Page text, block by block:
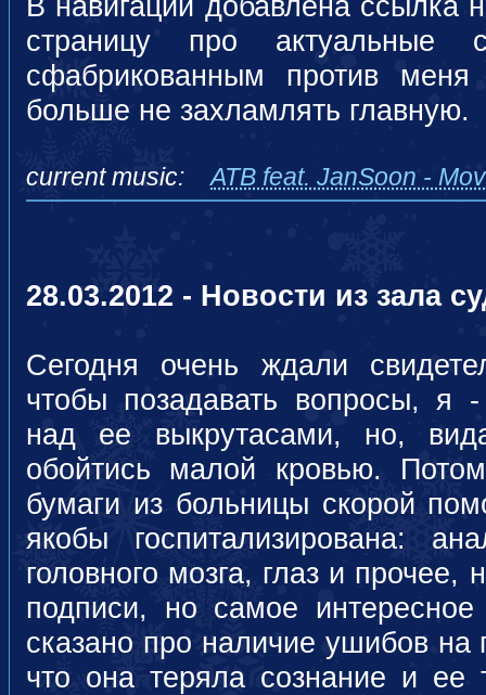
страницу про актуальные
сфабрикованным против
больше не захламлять главную.
current music:ATB feat. JanSoon -
28.03.2012 - Новости из зала
Сегодня очень ждали
чтобы позадавать вопросы, я
над ее выкрутасами, но,
обойтись малой кровью.
бумаги из больницы скорой
якобы госпитализирована:
головного мозга, глаз и прочее,
подписи, но самое
сказано про наличие ушибов на
что она теряла сознание и